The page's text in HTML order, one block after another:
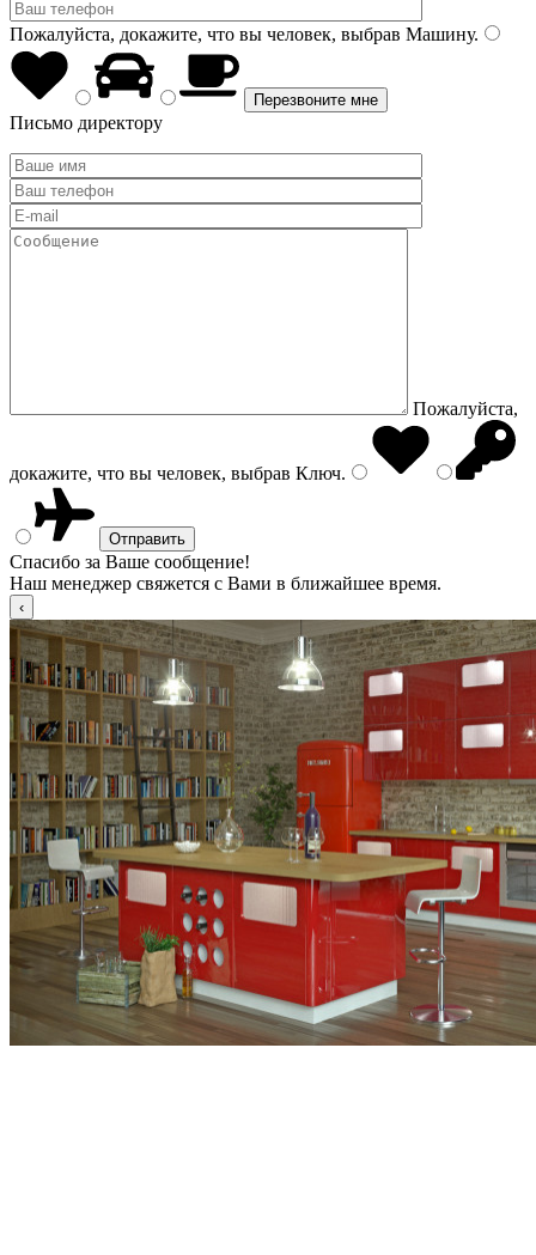
Пожалуйста, докажите, что вы человек, выбрав Машину.
Письмо директору
Пожалуйста,
докажите, что вы человек, выбрав Ключ.
Спасибо за Ваше сообщение!
Наш менеджер свяжется с Вами в ближайшее время.